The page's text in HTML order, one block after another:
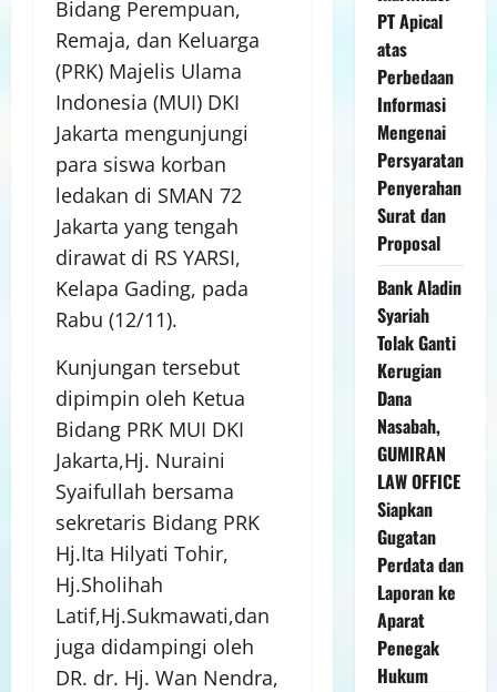
Bidang Perempuan,
Remaja, dan Keluarga
(PRK) Majelis Ulama
Indonesia (MUI) DKI
Jakarta mengunjungi
para siswa korban
ledakan di SMAN 72
Jakarta yang tengah
dirawat di RS YARSI,
Kelapa Gading, pada
Rabu (12/11).
Kunjungan tersebut
dipimpin oleh Ketua
Bidang PRK MUI DKI
Jakarta,Hj. Nuraini
Syaifullah bersama
sekretaris Bidang PRK
Hj.Ita Hilyati Tohir,
Hj.Sholihah
Latif,Hj.Sukmawati,dan
juga didampingi oleh
DR. dr. Hj. Wan Nendra,
PT Apical
atas
Perbedaan
Informasi
Mengenai
Persyaratan
Penyerahan
Surat dan
Proposal
Bank Aladin
Syariah
Tolak Ganti
Kerugian
Dana
Nasabah,
GUMIRAN
LAW OFFICE
Siapkan
Gugatan
Perdata dan
Laporan ke
Aparat
Penegak
Hukum